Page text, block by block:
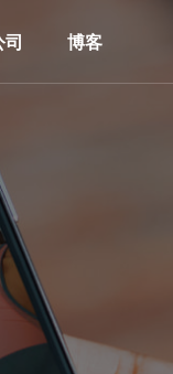
司 博客